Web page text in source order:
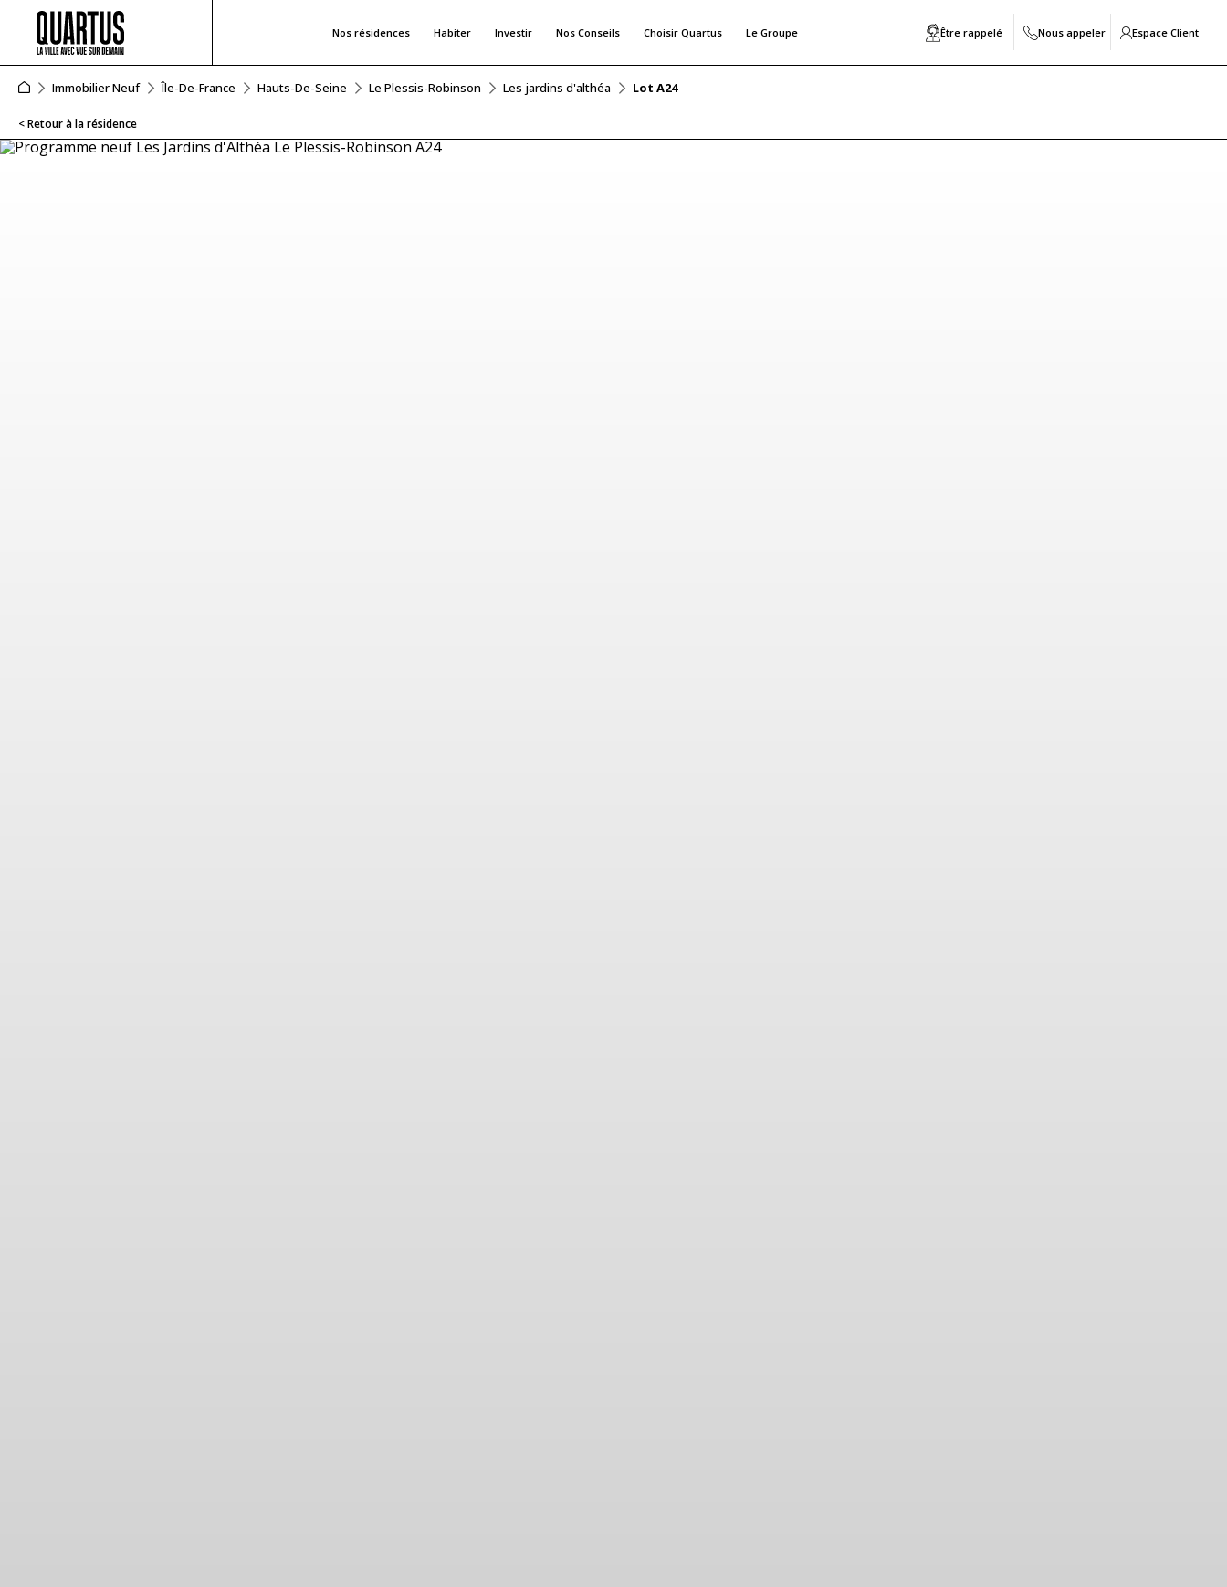
Nos résidences Habiter Investir Nos Conseils Choisir Quartus Le Groupe Être rappelé Nous appeler Espace Client
Immobilier Neuf Île-De-France Hauts-De-Seine Le Plessis-Robinson Les jardins d'althéa Lot A24
< Retour à la résidence